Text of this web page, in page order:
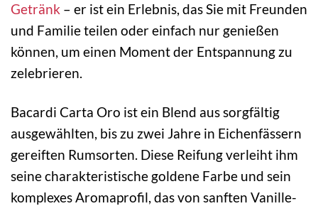
Getränk – er ist ein Erlebnis, das Sie mit Freunden
und Familie teilen oder einfach nur genießen
können, um einen Moment der Entspannung zu
zelebrieren.
Bacardi Carta Oro ist ein Blend aus sorgfältig
ausgewählten, bis zu zwei Jahre in Eichenfässern
gereiften Rumsorten. Diese Reifung verleiht ihm
seine charakteristische goldene Farbe und sein
komplexes Aromaprofil, das von sanften Vanille-